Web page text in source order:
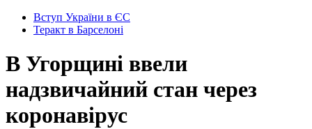
Вступ України в ЄС
Теракт в Барселоні
В Угорщині ввели
надзвичайний стан через
коронавірус